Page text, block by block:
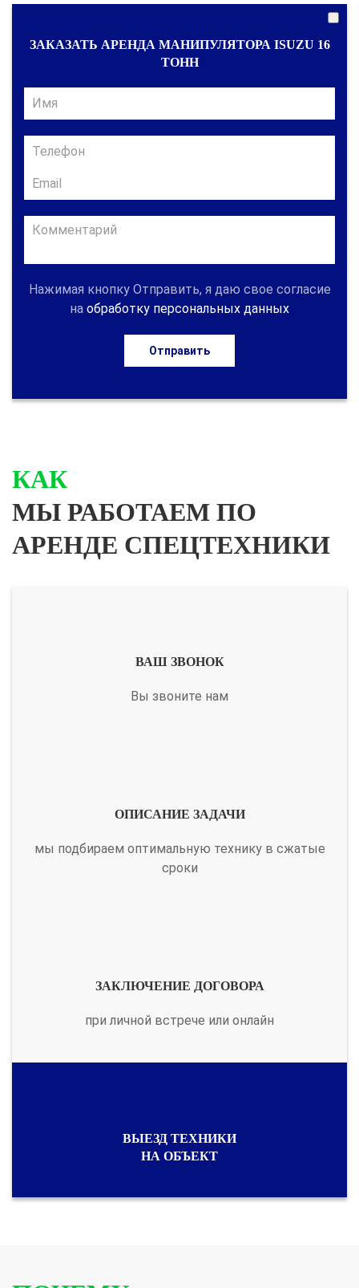
ЗАКАЗАТЬ АРЕНДА МАНИПУЛЯТОРА ISUZU 16
ТОНН
Нажимая кнопку Отправить, я даю свое согласие
на обработку персональных данных
Отправить
КАК
МЫ РАБОТАЕМ ПО
АРЕНДЕ СПЕЦТЕХНИКИ
ВАШ ЗВОНОК
Вы звоните нам
ОПИСАНИЕ ЗАДАЧИ
мы подбираем оптимальную технику в сжатые
сроки
ЗАКЛЮЧЕНИЕ ДОГОВОРА
при личной встрече или онлайн
ВЫЕЗД ТЕХНИКИ
НА ОБЪЕКТ